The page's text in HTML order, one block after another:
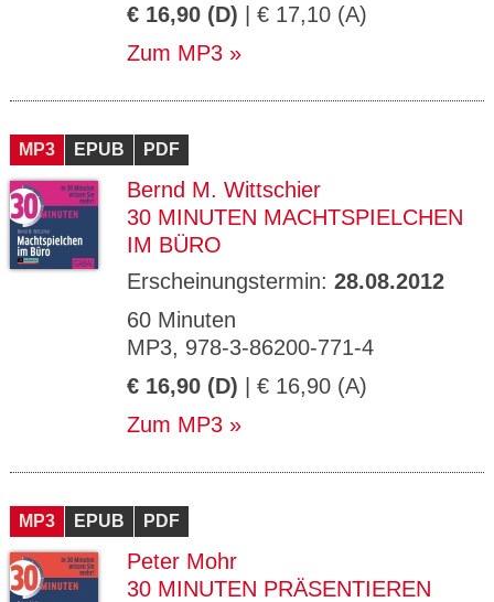
€ 16,90 (D) | € 17,10 (A)
Zum MP3
MP3 EPUB PDF
Bernd M. Wittschier
30 MINUTEN MACHTSPIELCHEN
IM BÜRO
Erscheinungstermin: 28.08.2012
60 Minuten
MP3, 978-3-86200-771-4
€ 16,90 (D) | € 16,90 (A)
Zum MP3
MP3 EPUB PDF
Peter Mohr
30 MINUTEN PRÄSENTIEREN